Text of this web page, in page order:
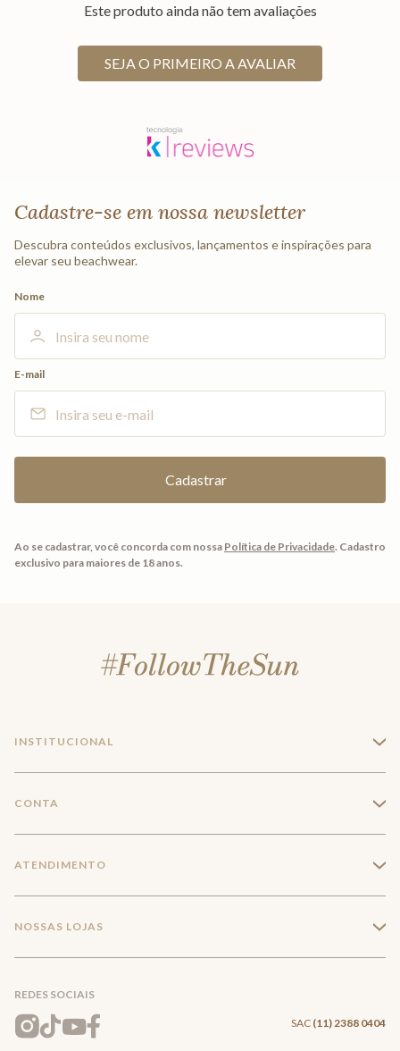
Este produto ainda não tem avaliações
SEJA O PRIMEIRO A AVALIAR
Cadastre-se em nossa newsletter
Descubra conteúdos exclusivos, lançamentos e inspirações para
elevar seu beachwear.
Nome
E-mail
Ao se cadastrar, você concorda com nossa Política de Privacidade. Cadastro
exclusivo para maiores de 18 anos.
INSTITUCIONAL +
Trabalhe conosco
Mapa do Site
CONTA +
Meus pedidos
Wishlist
ATENDIMENTO +
Entrega e Frete
NOSSAS LOJAS +
REDES SOCIAIS
SAC (11) 2388 0404